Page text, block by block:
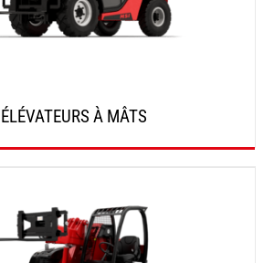
À MÂTS